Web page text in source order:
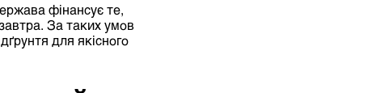
фінансує те,
За таких умов
для якісного